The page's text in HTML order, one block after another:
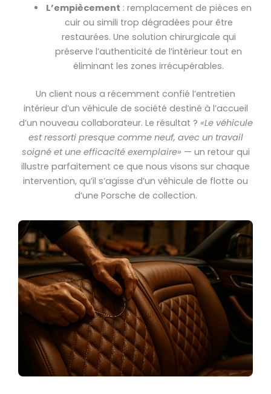
L’empiècement : remplacement de pièces en
cuir ou simili trop dégradées pour être
restaurées. Une solution chirurgicale qui
préserve l’authenticité de l’intérieur tout en
éliminant les zones irrécupérables.
Un client nous a récemment confié l’entretien
intérieur d’un véhicule de société destiné à l’accueil
d’un nouveau collaborateur. Le résultat ? «Le véhicule
est ressorti presque comme neuf, avec un travail
soigné et une efficacité exemplaire» — un retour qui
illustre parfaitement ce que nous visons sur chaque
intervention, qu’il s’agisse d’un véhicule de flotte ou
d’une Porsche de collection.